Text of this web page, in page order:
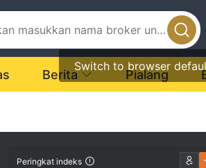
Switch to browser
Berita Pialang
Peringkat indeks